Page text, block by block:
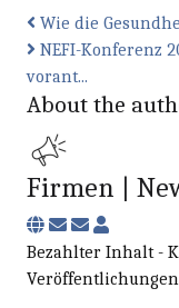
Wie die
NEFI-Konferenz
vorant...
About the
Firmen |
Subscribe to
Firmen |
Bezahlter Inhalt -
Veröffentlichungen